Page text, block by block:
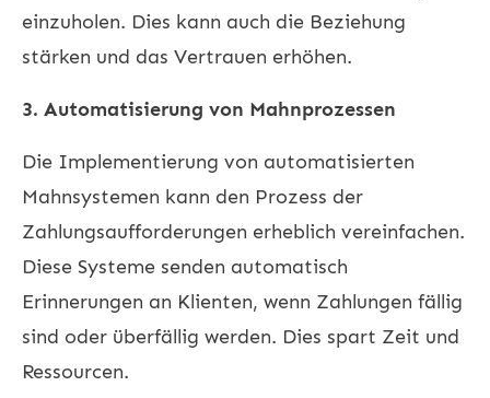
einzuholen. Dies kann auch die Beziehung
stärken und das Vertrauen erhöhen.
3. Automatisierung von Mahnprozessen
Die Implementierung von automatisierten
Mahnsystemen kann den Prozess der
Zahlungsaufforderungen erheblich vereinfachen.
Diese Systeme senden automatisch
Erinnerungen an Klienten, wenn Zahlungen fällig
sind oder überfällig werden. Dies spart Zeit und
Ressourcen.